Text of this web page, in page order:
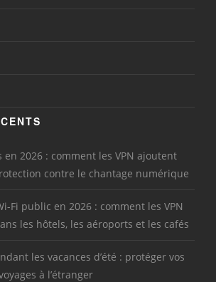
en 2026 : comment les VPN ajoutent
contre le chantage numérique
Fi public en 2026 : comment les VPN
les hôtels, les aéroports et les cafés
les vacances d’été : protéger vos
à l’étranger